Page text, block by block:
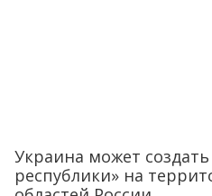
Украина может
республики» на